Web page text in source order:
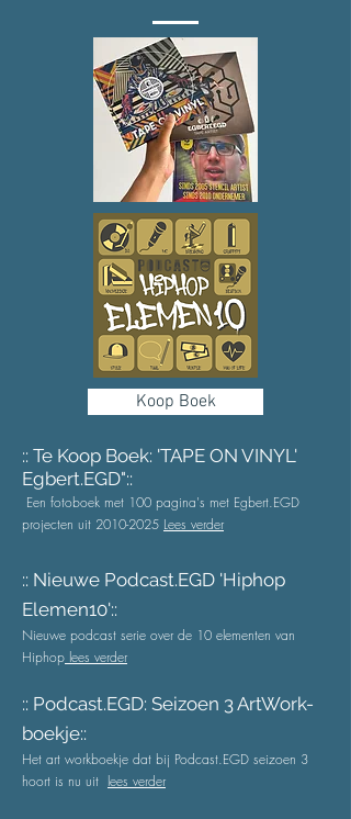
Koop Boek
:: Te Koop Boek: 'TAPE ON VINYL'
Egbert.EGD"::
Een fotoboek met 100 pagina's met Egbert.EGD
projecten uit 2010-2025 Lees verder
:: Nieuwe Podcast.EGD 'Hiphop
Elemen10'::
Nieuwe podcast serie over de 10 elementen van
Hiphop lees verder
:: Podcast.EGD: Seizoen 3 ArtWork-
boekje::
Het art workboekje dat bij Podcast.EGD seizoen 3
hoort is nu uit lees verder